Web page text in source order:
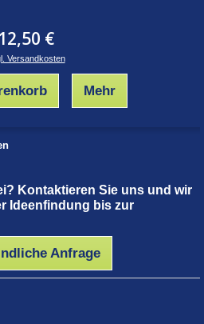
12,50 €
Versandkosten
Mehr
Kontaktieren Sie uns und wir
Ideenfindung bis zur
Anfrage